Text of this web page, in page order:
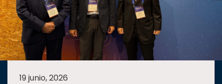
SECCIONES
ACADEMIA
19 junio, 2026